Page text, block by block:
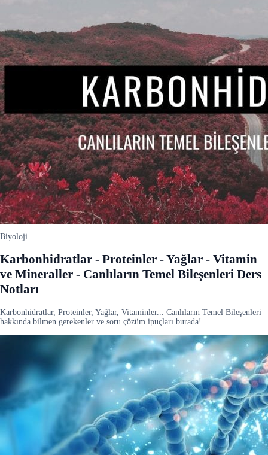
Biyoloji
Karbonhidratlar - Proteinler - Yağlar - Vitamin
ve Mineraller - Canlıların Temel Bileşenleri Ders
Notları
Karbonhidratlar, Proteinler, Yağlar, Vitaminler... Canlıların Temel Bileşenleri
hakkında bilmen gerekenler ve soru çözüm ipuçları burada!